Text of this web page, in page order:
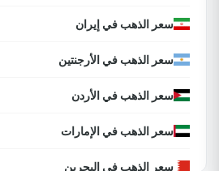
سعر الذهب في إيران
سعر الذهب في الأرجنتين
سعر الذهب في الأردن
سعر الذهب في الإمارات
سعر الذهب في البحرين